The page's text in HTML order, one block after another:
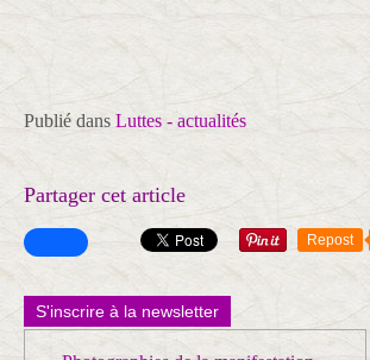
Publié dans Luttes - actualités
Partager cet article
Repost
S'inscrire à la newsletter